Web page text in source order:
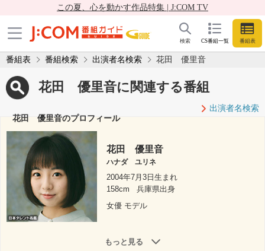
この夏、心を動かす作品特集 | J:COM TV
CS番組一覧 番組表
検索
番組表 番組検索 出演者名検索 花田 優里音
花田 優里音に関連する番組
出演者名検索
花田 優里音のプロフィール
花田 優里音
ハナダ ユリネ
2004年7月3日生まれ
158cm
兵庫県出身
女優 モデル
もっと見る